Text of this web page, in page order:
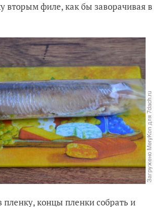
вторым филе, как бы заворачивая в
пленку, концы пленки собрать и